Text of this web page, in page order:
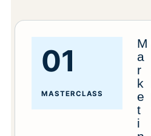
01
MASTERCLASS
M
a
r
k
e
t
i